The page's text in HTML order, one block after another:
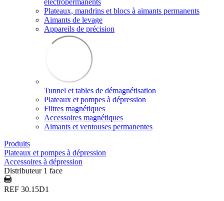
électropermanents
Plateaux, mandrins et blocs à aimants permanents
Aimants de levage
Appareils de précision
Tunnel et tables de démagnétisation
Plateaux et pompes à dépression
Filtres magnétiques
Accessoires magnétiques
Aimants et ventouses permanentes
Produits
Plateaux et pompes à dépression
Accessoires à dépression
Distributeur 1 face
REF 30.15D1